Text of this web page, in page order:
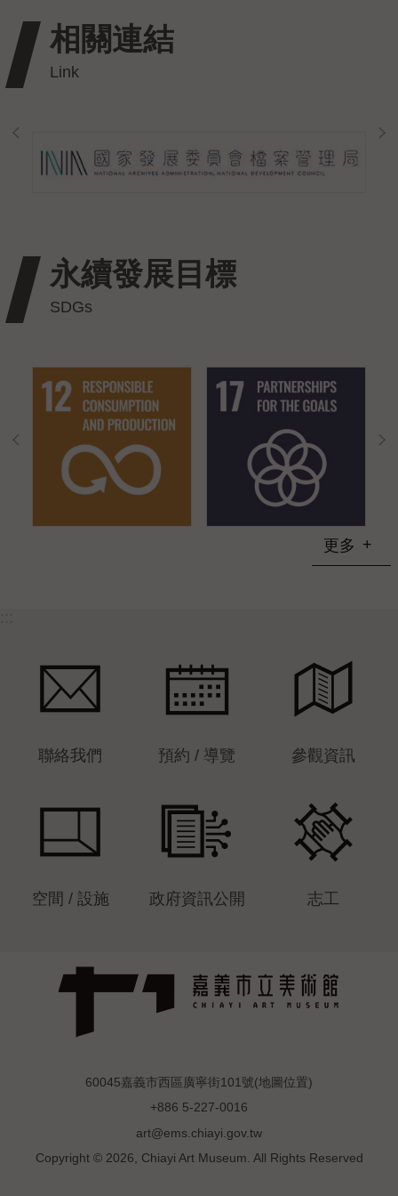
相關連結
永續發展目標
更多
聯絡我們 預約 / 導覽 參觀資訊
空間 / 設施 政府資訊公開 志工
60045嘉義市西區廣寧街101號(地圖位置)
+886 5-227-0016
art@ems.chiayi.gov.tw
Copyright © 2026, Chiayi Art Museum. All Rights Reserved